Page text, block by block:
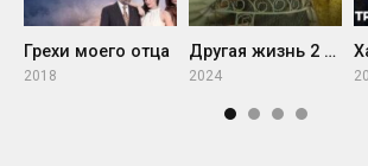
Грехи моего отца
2018
Другая жизнь 2 сезон
2024